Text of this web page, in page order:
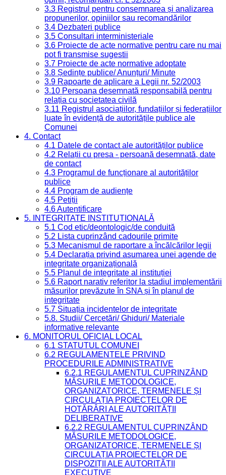
3.3 Registrul pentru consemnarea și analizarea
propunerilor, opiniilor sau recomandărilor
3.4 Dezbateri publice
3.5 Consultari interministeriale
3.6 Proiecte de acte normative pentru care nu mai
pot fi transmise sugestii
3.7 Proiecte de acte normative adoptate
3.8 Ședințe publice/ Anunțuri/ Minute
3.9 Rapoarte de aplicare a Legii nr. 52/2003
3.10 Persoana desemnată responsabilă pentru
relația cu societatea civilă
3.11 Registrul asociațiilor, fundațiilor și federațiilor
luate în evidență de autoritățile publice ale
Comunei
4. Contact
4.1 Datele de contact ale autorităților publice
4.2 Relații cu presa - persoană desemnată, date
de contact
4.3 Programul de funcționare al autorităților
publice
4.4 Program de audiențe
4.5 Petiții
4.6 Autentificare
5. INTEGRITATE INSTITUȚIONALĂ
5.1 Cod etic/deontologic/de conduită
5.2 Lista cuprinzând cadourile primite
5.3 Mecanismul de raportare a încălcărilor legii
5.4 Declarația privind asumarea unei agende de
integritate organizațională
5.5 Planul de integritate al instituției
5.6 Raport narativ referitor la stadiul implementării
măsurilor prevăzute în SNA și în planul de
integritate
5.7 Situația incidentelor de integritate
5.8. Studii/ Cercetări/ Ghiduri/ Materiale
informative relevante
6. MONITORUL OFICIAL LOCAL
6.1 STATUTUL COMUNEI
6.2 REGULAMENTELE PRIVIND
PROCEDURILE ADMINISTRATIVE
6.2.1 REGULAMENTUL CUPRINZÂND
MĂSURILE METODOLOGICE,
ORGANIZATORICE, TERMENELE ȘI
CIRCULAȚIA PROIECTELOR DE
HOTĂRÂRI ALE AUTORITĂȚII
DELIBERATIVE
6.2.2 REGULAMENTUL CUPRINZÂND
MĂSURILE METODOLOGICE,
ORGANIZATORICE, TERMENELE ȘI
CIRCULAȚIA PROIECTELOR DE
DISPOZIȚII ALE AUTORITĂȚII
EXECUTIVE